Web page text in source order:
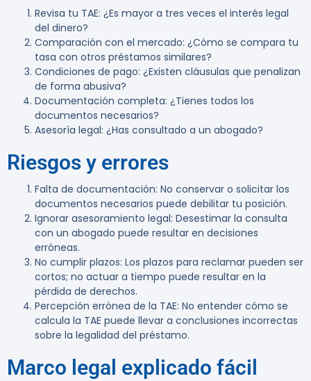
Revisa tu TAE: ¿Es mayor a tres veces el interés legal
del dinero?
Comparación con el mercado: ¿Cómo se compara tu
tasa con otros préstamos similares?
Condiciones de pago: ¿Existen cláusulas que penalizan
de forma abusiva?
Documentación completa: ¿Tienes todos los
documentos necesarios?
Asesoría legal: ¿Has consultado a un abogado?
Riesgos y errores
Falta de documentación: No conservar o solicitar los
documentos necesarios puede debilitar tu posición.
Ignorar asesoramiento legal: Desestimar la consulta
con un abogado puede resultar en decisiones
erróneas.
No cumplir plazos: Los plazos para reclamar pueden ser
cortos; no actuar a tiempo puede resultar en la
pérdida de derechos.
Percepción errónea de la TAE: No entender cómo se
calcula la TAE puede llevar a conclusiones incorrectas
sobre la legalidad del préstamo.
Marco legal explicado fácil